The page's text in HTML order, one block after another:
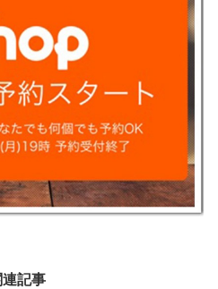
連記事